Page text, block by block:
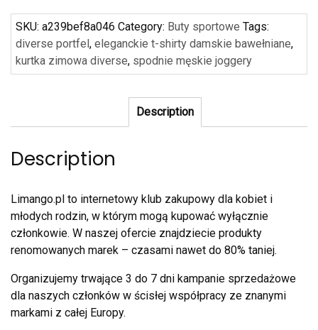
SKU: a239bef8a046 Category: Buty sportowe Tags:
diverse portfel , eleganckie t-shirty damskie bawełniane,
kurtka zimowa diverse, spodnie męskie joggery
Description
Description
Limango.pl to internetowy klub zakupowy dla kobiet i
młodych rodzin, w którym mogą kupować wyłącznie
członkowie. W naszej ofercie znajdziecie produkty
renomowanych marek – czasami nawet do 80% taniej.
Organizujemy trwające 3 do 7 dni kampanie sprzedażowe
dla naszych członków w ścisłej współpracy ze znanymi
markami z całej Europy.